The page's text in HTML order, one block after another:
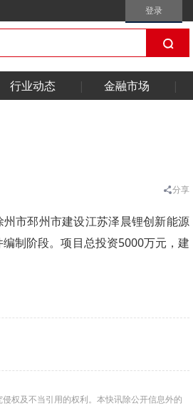
登录
行业动态 金融市场
分享
市邳州市建设江苏泽晨锂创新能源
制阶段。项目总投资5000万元，建
权及不当引用的权利。本快讯除公开信息外的